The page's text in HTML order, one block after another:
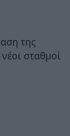
της
σταθμοί